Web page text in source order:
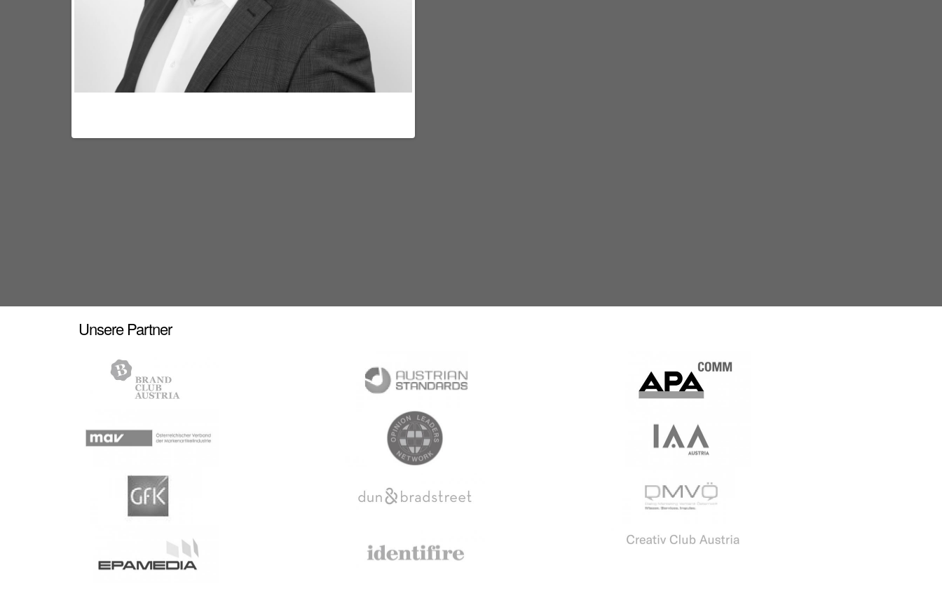
Unsere Partner